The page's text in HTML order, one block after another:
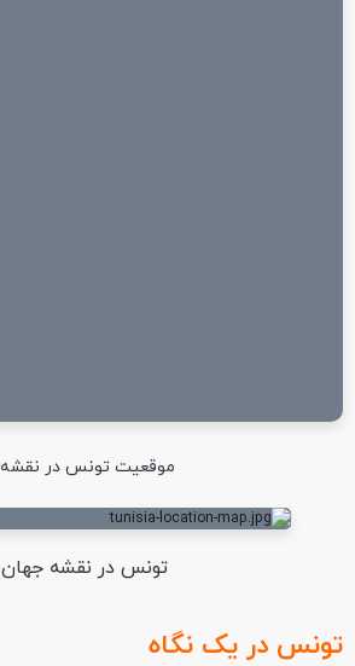
موقعیت تونس در نقشه
تونس در نقشه جهان
تونس در یک نگاه